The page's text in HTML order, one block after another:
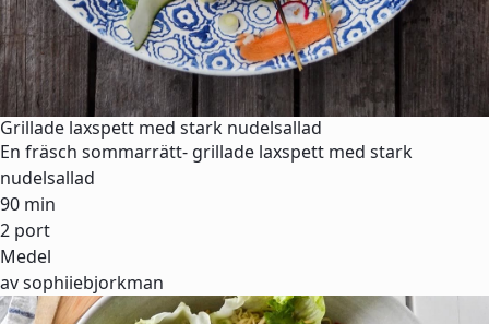
Grillade laxspett med stark nudelsallad
En fräsch sommarrätt- grillade laxspett med stark
nudelsallad
90 min
2 port
Medel
av sophiiebjorkman